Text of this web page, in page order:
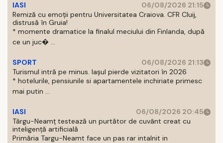
IASI
06/08/2026 21:15
Remiză cu emoții pentru Universitatea Craiova. CFR Cluij,
distrusă în Gruia!
* momente dramatice la finalul meciului din Finlanda, după
ce un juc� ...
SPORT
06/08/2026 21:13
Turismul intră pe minus. Iașul pierde vizitatori în 2026
* hotelurile, pensiunile si apartamentele inchiriate primesc
mai putin ...
IASI
06/08/2026 20:45
Târgu-Neamț testează un purtător de cuvânt creat cu
inteligență artificială
Primăria Targu-Neamt face un pas rar intalnit in